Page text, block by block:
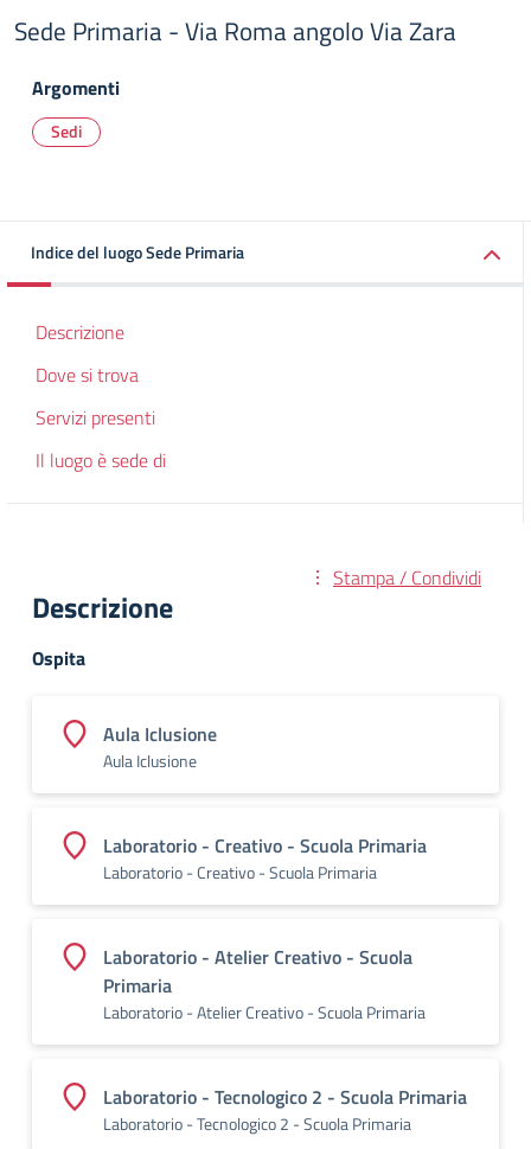
Sede Primaria - Via Roma angolo Via Zara
Argomenti
Sedi
Indice del luogo Sede Primaria
Descrizione
Dove si trova
Servizi presenti
Il luogo è sede di
Stampa / Condividi
Descrizione
Ospita
Aula Iclusione
Aula Iclusione
Laboratorio - Creativo - Scuola Primaria
Laboratorio - Creativo - Scuola Primaria
Laboratorio - Atelier Creativo - Scuola
Primaria
Laboratorio - Atelier Creativo - Scuola Primaria
Laboratorio - Tecnologico 2 - Scuola Primaria
Laboratorio - Tecnologico 2 - Scuola Primaria